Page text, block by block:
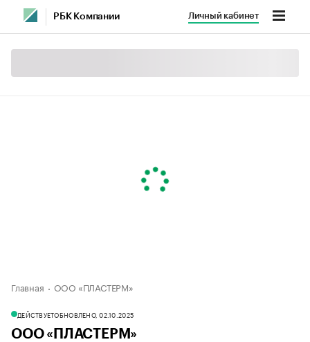
РБК Компании Личный кабинет
Главная ООО «ПЛАСТЕРМ»
ДЕЙСТВУЕТОБНОВЛЕНО, 02.10.2025
ООО «ПЛАСТЕРМ»